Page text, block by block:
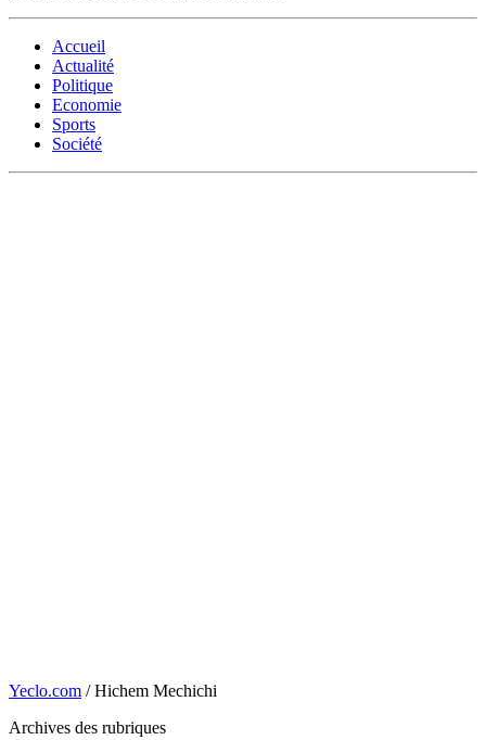
Accueil
Actualité
Politique
Economie
Sports
Société
Yeclo.com / Hichem Mechichi
Archives des rubriques